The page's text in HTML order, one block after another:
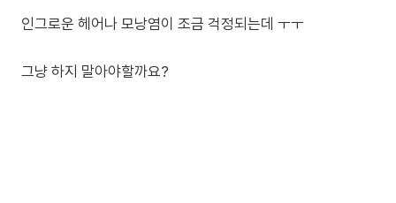
인그로운 헤어나 모낭염이 조금 걱정되는데 ㅜㅜ
그냥 하지 말아야할까요?